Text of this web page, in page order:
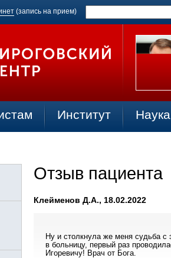
(запись на прием)
Институт Наука
Отзыв пациента
Клейменов Д.А., 18.02.2022
Ну и столкнула же меня судьба
в больницу, первый раз
Игоревичу! Врач от Бога.